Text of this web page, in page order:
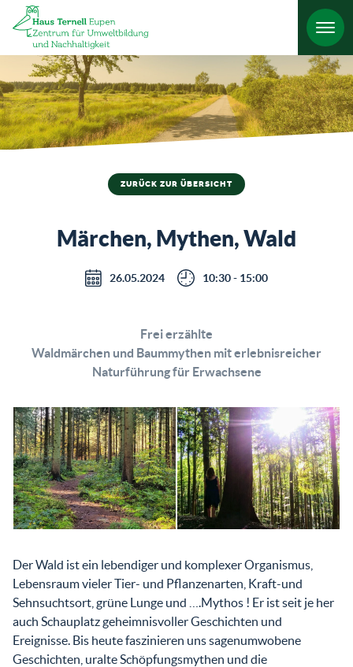
ZURÜCK ZUR ÜBERSICHT
Märchen, Mythen, Wald
26.05.2024 10:30 - 15:00
Frei erzählte
Waldmärchen und Baummythen mit erlebnisreicher
Naturführung für Erwachsene
Der Wald ist ein lebendiger und komplexer Organismus,
Lebensraum vieler Tier- und Pflanzenarten, Kraft-und
Sehnsuchtsort, grüne Lunge und ….Mythos ! Er ist seit je her
auch Schauplatz geheimnisvoller Geschichten und
Ereignisse. Bis heute faszinieren uns sagenumwobene
Geschichten, uralte Schöpfungsmythen und die